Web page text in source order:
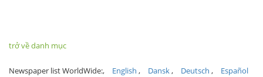
trở về danh mục
Newspaper list WorldWide: English Dansk Deutsch
Español